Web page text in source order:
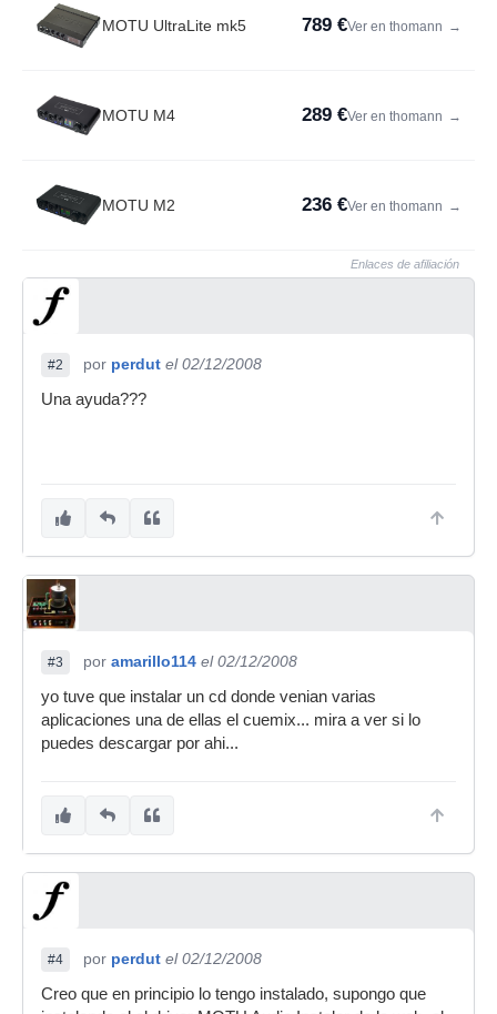
MOTU UltraLite mk5 789 €Ver en thomann →
MOTU M4 289 €Ver en thomann →
MOTU M2 236 €Ver en thomann →
Enlaces de afiliación
#2 por perdut el 02/12/2008
Una ayuda???
#3 por amarillo114 el 02/12/2008
yo tuve que instalar un cd donde venian varias
aplicaciones una de ellas el cuemix... mira a ver si lo
puedes descargar por ahi...
#4 por perdut el 02/12/2008
Creo que en principio lo tengo instalado, supongo que